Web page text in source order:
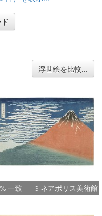
浮世絵を比較...
一致 ミネアポリス美術館